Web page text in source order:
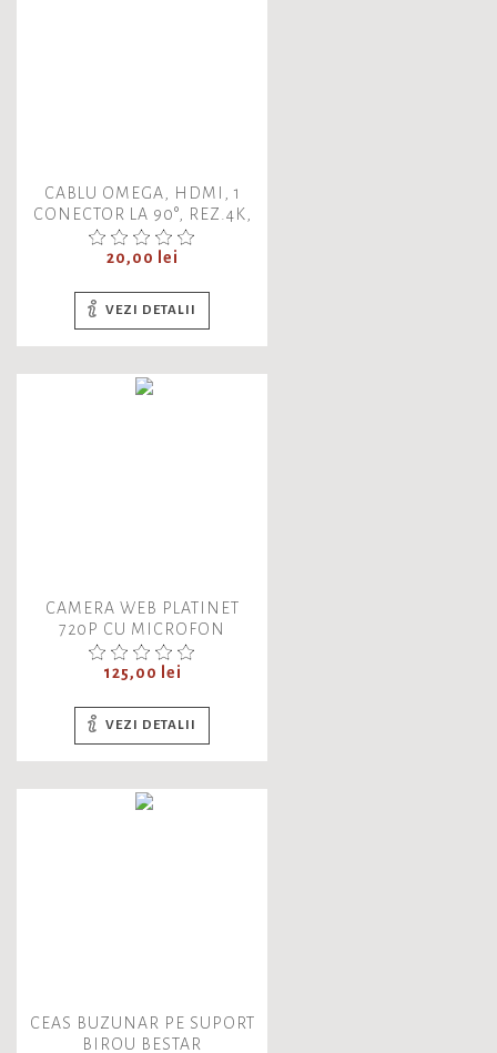
CABLU OMEGA, HDMI, 1
CONECTOR LA 90°, REZ.4K,
4096X2160, 10.2 GB/SEC.,
OCHK14, 41855
Pret
20,00 lei
VEZI DETALII
CAMERA WEB PLATINET
720P CU MICROFON
DIGITAL, PCWC720, 45490,
CABLU USB 2.0 DE 1.5M
Pret
125,00 lei
VEZI DETALII
CEAS BUZUNAR PE SUPORT
BIROU BESTAR